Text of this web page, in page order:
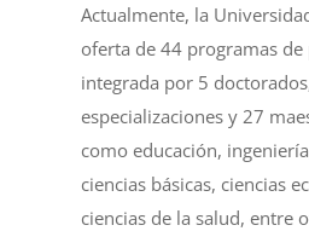
Actualmente, la
oferta de 44 programas de
integrada por 5
especializaciones y 27
como educación,
ciencias básicas, ciencias
ciencias de la salud, entre